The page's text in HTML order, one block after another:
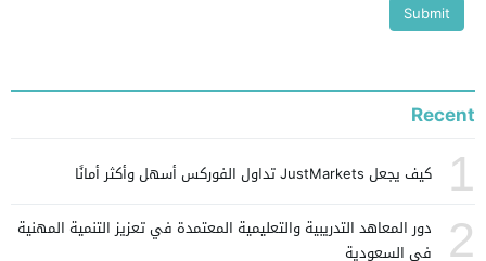
Recent
1 كيف يجعل JustMarkets تداول الفوركس أسهل وأكثر أمانًا
2
دور المعاهد التدريبية والتعليمية المعتمدة في تعزيز التنمية المهنية
في السعودية